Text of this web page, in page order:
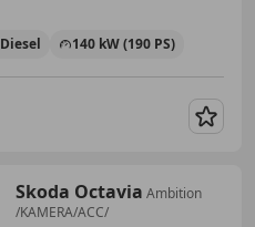
Diesel 140 kW (190 PS)
Skoda Octavia Ambition
/KAMERA/ACC/